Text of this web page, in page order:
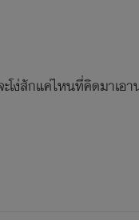
โง่สักแค่ไหนที่คิดมาเอ